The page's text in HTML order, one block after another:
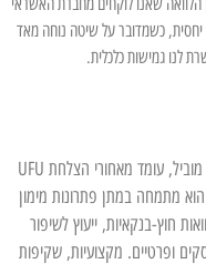
הלוואה שאנו לוקחים מחברת האשראי
כשמדובר על שיטה נוחה מאד
לנו גמישות כלכלית.
אדם שרון, מומחה פיננסי מוביל, עומד מאחורי הצלחת UFU
הוא מתמחה במתן פתרונות מימון
חוץ-בנקאיות, ייעוץ לשיפור
ופרטיים. מקצועיות, שקיפות